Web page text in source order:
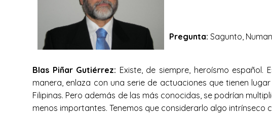
Pregunta: Sagunto,
Blas Piñar Gutiérrez: Existe, de siempre, heroísmo
manera, enlaza con una serie de actuaciones que tienen
Filipinas. Pero además de las más conocidas, se podrían
menos importantes. Tenemos que considerarlo algo intrínseco